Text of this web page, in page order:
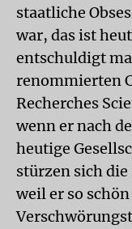
staatliche
war, das ist
entschuldigt
renommierten
Recherches
wenn er nach
heutige
stürzen sich die
weil er so